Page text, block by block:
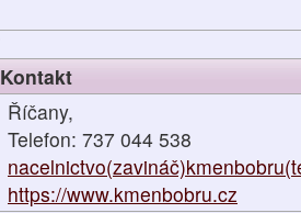
Kontakt
Říčany,
Telefon: 737 044 538
https://www.kmenbobru.cz